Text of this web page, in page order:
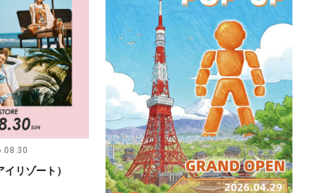
リゾート）